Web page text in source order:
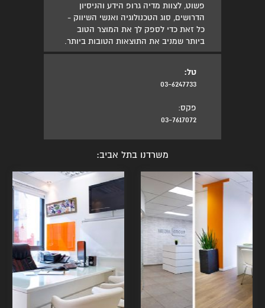
פשוט, לצוות מדיה גרופ הידע והניסיון
הדרושים, סוג הטכנולוגיה ואנשי השיווק -
כל זאת כדי לספק לך את המוצר הטוב
ביותר שמניב את התוצאות הטובות ביותר.
טל:
03-6247733
פקס:
03-7617072
משרדנו בתל אביב: